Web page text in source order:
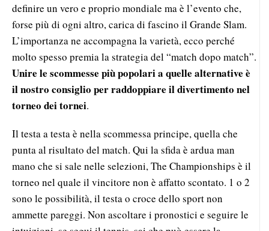
definire un vero e proprio mondiale ma è l’evento che,
forse più di ogni altro, carica di fascino il Grande Slam.
L’importanza ne accompagna la varietà, ecco perché
molto spesso premia la strategia del “match dopo match”.
Unire le scommesse più popolari a quelle alternative è
il nostro consiglio per raddoppiare il divertimento nel
torneo dei tornei.
Il testa a testa è nella scommessa principe, quella che
punta al risultato del match. Qui la sfida è ardua man
mano che si sale nelle selezioni, The Championships è il
torneo nel quale il vincitore non è affatto scontato. 1 o 2
sono le possibilità, il testa o croce dello sport non
ammette pareggi. Non ascoltare i pronostici e seguire le